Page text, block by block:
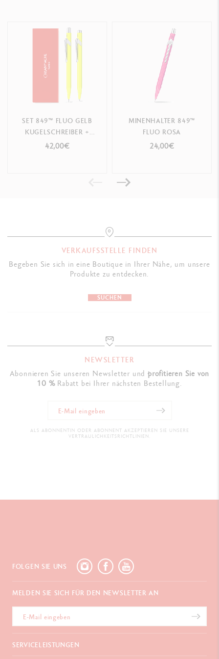
Auf dieser
SET 849™ FLUO GELB
KUGELSCHREIBER +
MINENHALTER
42,00€
MINENHALTER 849™
FLUO ROSA
24,00€
VERKAUFSSTELLE FINDEN
Begeben Sie sich in eine Boutique in Ihrer Nähe, um unsere
Produkte zu entdecken.
SUCHEN
NEWSLETTER
Abonnieren Sie unseren Newsletter undprofitieren Sie von
10 %Rabatt bei Ihrer nächsten Bestellung.
ALS ABONNENTIN ODER ABONNENT AKZEPTIEREN SIE UNSERE
VERTRAULICHKEITSRICHTLINIEN.
FOLGEN SIE UNS
MELDEN SIE SICH FÜR DEN NEWSLETTER AN
SERVICELEISTUNGEN